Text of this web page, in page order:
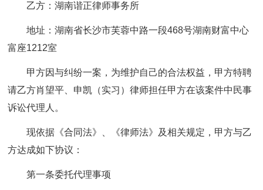
乙方：湖南谐正律师事务所
地址：湖南省长沙市芙蓉中路一段468号湖南财富中心
富座1212室
甲方因与纠纷一案，为维护自己的合法权益，甲方特聘
请乙方肖望平、申凯（实习）律师担任甲方在该案件中民事
诉讼代理人。
现依据《合同法》、《律师法》及相关规定，甲方与乙
方达成如下协议：
第一条委托代理事项